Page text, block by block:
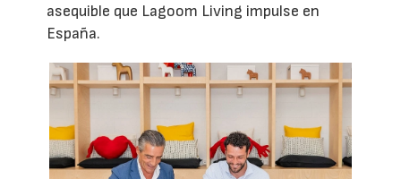
asequible que Lagoom Living impulse en
España.